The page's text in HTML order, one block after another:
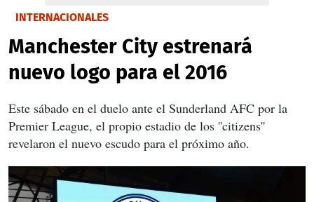
INTERNACIONALES
Manchester City estrenará
nuevo logo para el 2016
Este sábado en el duelo ante el Sunderland AFC por la
Premier League, el propio estadio de los ''citizens''
revelaron el nuevo escudo para el próximo año.